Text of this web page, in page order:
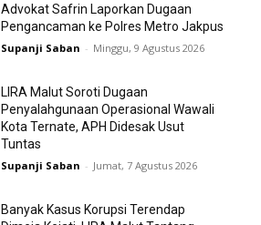
Advokat Safrin Laporkan Dugaan
Pengancaman ke Polres Metro Jakpus
Supanji Saban - Minggu, 9 Agustus 2026
LIRA Malut Soroti Dugaan
Penyalahgunaan Operasional Wawali
Kota Ternate, APH Didesak Usut
Tuntas
Supanji Saban - Jumat, 7 Agustus 2026
Banyak Kasus Korupsi Terendap